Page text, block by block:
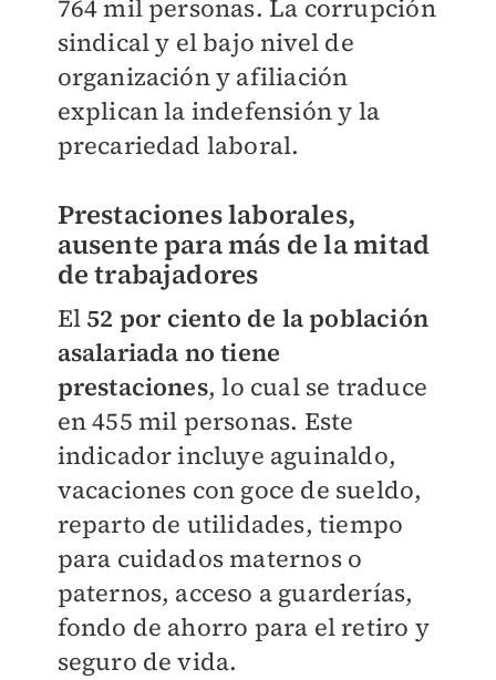
764 mil personas. La corrupción
sindical y el bajo nivel de
organización y afiliación
explican la indefensión y la
precariedad laboral.
Prestaciones laborales,
ausente para más de la mitad
de trabajadores
El 52 por ciento de la población
asalariada no tiene
prestaciones, lo cual se traduce
en 455 mil personas. Este
indicador incluye aguinaldo,
vacaciones con goce de sueldo,
reparto de utilidades, tiempo
para cuidados maternos o
paternos, acceso a guarderías,
fondo de ahorro para el retiro y
seguro de vida.